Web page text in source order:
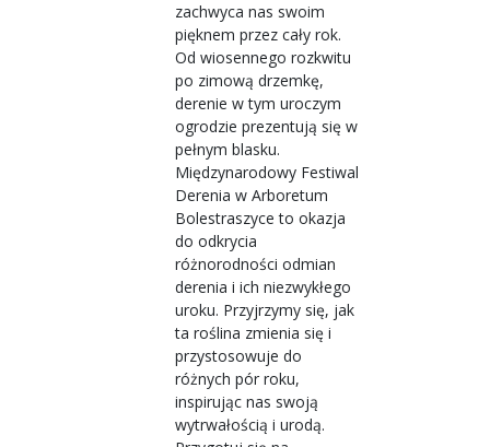
zachwyca nas swoim
pięknem przez cały rok.
Od wiosennego rozkwitu
po zimową drzemkę,
derenie w tym uroczym
ogrodzie prezentują się w
pełnym blasku.
Międzynarodowy Festiwal
Derenia w Arboretum
Bolestraszyce to okazja
do odkrycia
różnorodności odmian
derenia i ich niezwykłego
uroku. Przyjrzymy się, jak
ta roślina zmienia się i
przystosowuje do
różnych pór roku,
inspirując nas swoją
wytrwałością i urodą.